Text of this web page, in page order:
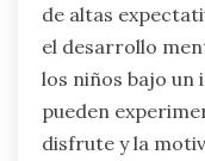
de altas
el desarrollo
los niños bajo
pueden
disfrute y la